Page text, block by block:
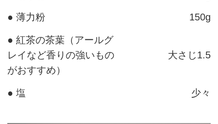
● 薄力粉 150g
● 紅茶の茶葉（アールグ
レイなど香りの強いもの
がおすすめ）
大さじ1.5
● 塩 少々